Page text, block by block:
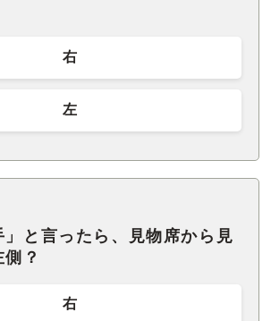
右
左
」と言ったら、見物席から見
？
右